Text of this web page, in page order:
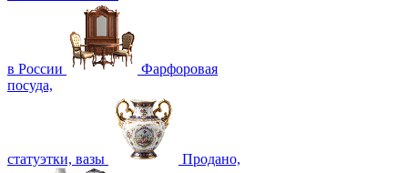
в России
Фарфоровая
посуда,
статуэтки, вазы Продано,